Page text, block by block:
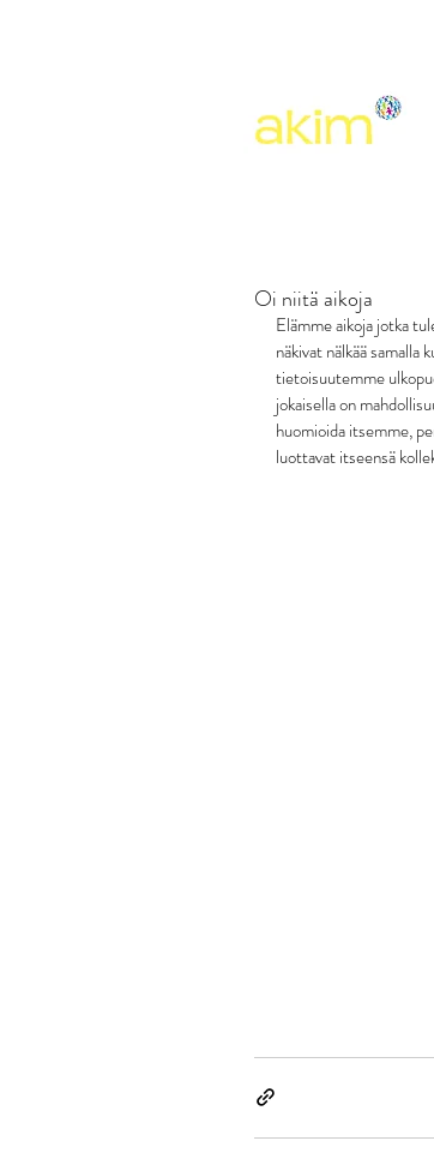
Oi niitä aikoja
Elämme aikoja jotka
näkivat nälkää
tietoisuutemme
jokaisella on
huomioida itsemme,
luottavat itseensä